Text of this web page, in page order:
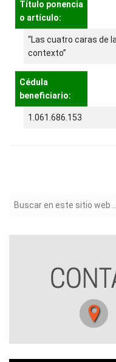
Título ponencia
o artículo:
“Las cuatro caras de
contexto”
Cédula
beneficiario:
1.061.686.153
Formulario de